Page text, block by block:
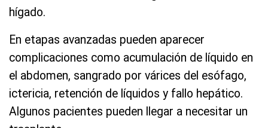
hígado.
En etapas avanzadas pueden aparecer
complicaciones como acumulación de líquido en
el abdomen, sangrado por várices del esófago,
ictericia, retención de líquidos y fallo hepático.
Algunos pacientes pueden llegar a necesitar un